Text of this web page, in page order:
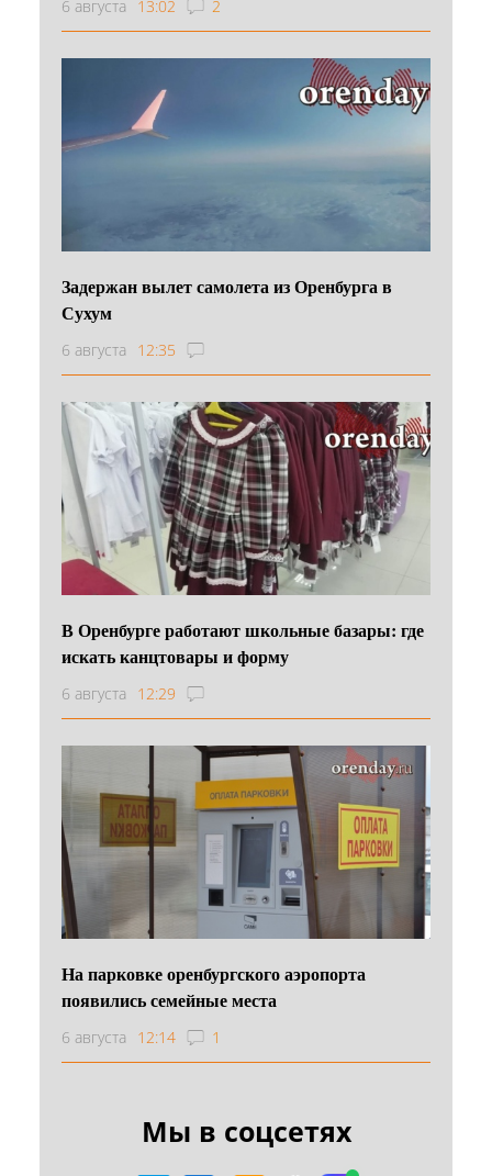
6 августа 13:02 2
Задержан вылет самолета из Оренбурга в
Сухум
6 августа 12:35
В Оренбурге работают школьные базары: где
искать канцтовары и форму
6 августа 12:29
На парковке оренбургского аэропорта
появились семейные места
6 августа 12:14 1
Мы в соцсетях